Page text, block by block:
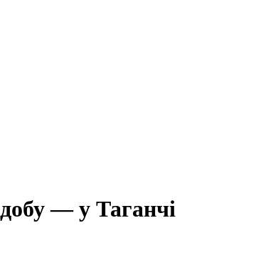
добу — у Таганчі